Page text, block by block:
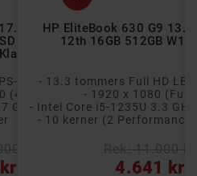
4K UHD i7
RTX 3000 Win
C )
skærm
(4K)
- Intel Core i7-10850H 2.7 GHz (5.1 GHz Turbo)
HP EliteBook 630 G9
12th 16GB 512GB
- 13.3 tommers Full HD
- 1920 x 1080 (Full
- 10 kerner (2
4.641 kr